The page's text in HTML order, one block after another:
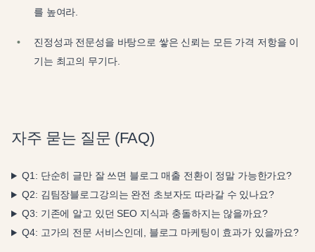
를 높여라.
진정성과 전문성을 바탕으로 쌓은 신뢰는 모든 가격 저항을 이
기는 최고의 무기다.
자주 묻는 질문 (FAQ)
Q1: 단순히 글만 잘 쓰면 블로그 매출 전환이 정말 가능한가요?
Q2: 김팀장블로그강의는 완전 초보자도 따라갈 수 있나요?
Q3: 기존에 알고 있던 SEO 지식과 충돌하지는 않을까요?
Q4: 고가의 전문 서비스인데, 블로그 마케팅이 효과가 있을까요?